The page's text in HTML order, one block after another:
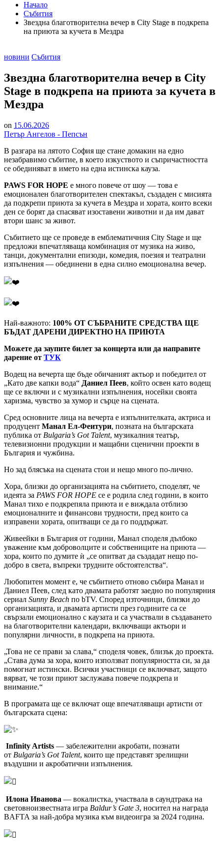
Начало
Събития
Звездна благотворителна вечер в City Stage в подкрепа
на приюта за кучета в Мездра
Posted
новини Събития
Звездна благотворителна вечер в City
Stage в подкрепа на приюта за кучета в
Мездра
on 15.06.2026
Петър Ангелов - Пепсън
В разгара на лятото София ще стане домакин на едно
незабравимо събитие, в което изкуството и съпричастността
се обединяват в името на една истинска кауза.
PAWS FOR HOPE е много повече от шоу — това е
емоционален благотворителен спектакъл, създаден с мисията
да подкрепи приюта за кучета в Мездра и хората, които всеки
ден се борят да спасяват изоставени животни и да им дават
втори шанс за живот.
Събитието ще се проведе в емблематичния City Stage и ще
предложи впечатляваща комбинация от музика на живо,
танци, документални епизоди, комедия, поезия и театрални
изпълнения — обединени в една силно емоционална вечер.
Най-важното: 100% ОТ СЪБРАНИТЕ СРЕДСТВА ЩЕ
БЪДАТ ДАРЕНИ ДИРЕКТНО НА ПРИЮТА
Moжете да заупите билет за концерта или да направите
дарение от ТУК
Водещ на вечерта ще бъде обичаният актьор и победител от
„Като две капки вода“ Даниел Пеев, който освен като водещ
ще се включи и с музикални изпълнения, носейки своята
харизма, чувство за хумор и сърце на сцената.
Сред основните лица на вечерта е изпълнителката, актриса и
продуцент Манал Ел-Феитури, позната на българската
публика от Bulgaria’s Got Talent, музикалния театър,
телевизионни продукции и мащабни сценични проекти в
България и чужбина.
Но зад блясъка на сцената стои и нещо много по-лично.
Хора, близки до организацията на събитието, споделят, че
идеята за PAWS FOR HOPE се е родила след години, в които
Манал тихо е подкрепяла приюта и е виждала отблизо
емоционалните и финансови трудности, пред които са
изправени хората, опитващи се да го поддържат.
Живеейки в България от години, Манал споделя дълбоко
уважение към доброволците и собствениците на приюта —
хора, които по думите ѝ „се опитват да създадат нещо по-
добро в света, въпреки трудните обстоятелства“.
Любопитен момент е, че събитието отново събира Манал и
Даниел Пеев, след като двамата работят заедно по популярния
сериал Sunny Beach по bTV. Според източници, близки до
организацията, и двамата артисти през годините са се
свързали емоционално с каузата и са участвали в създаването
на благотворителни календари, включващи актьори и
популярни личности, в подкрепа на приюта.
„Това не се прави за слава,“ споделя човек, близък до проекта.
„Става дума за хора, които използват популярността си, за да
помогнат истински. Всички участници се включват, защото
вярват, че този приют заслужава повече подкрепа и
внимание.“
В програмата ще се включат още впечатляващи артисти от
българската сцена:
Infinity Artists — забележителни акробати, познати
от Bulgaria’s Got Talent, които ще представят зрелищни
въздушни и акробатични изпълнения.
Илона Иванова — вокалистка, участвала в саундтрака на
световноизвестната игра Baldur’s Gate 3, носител на награда
BAFTA за най-добра музика към видеоигра за 2024 година.